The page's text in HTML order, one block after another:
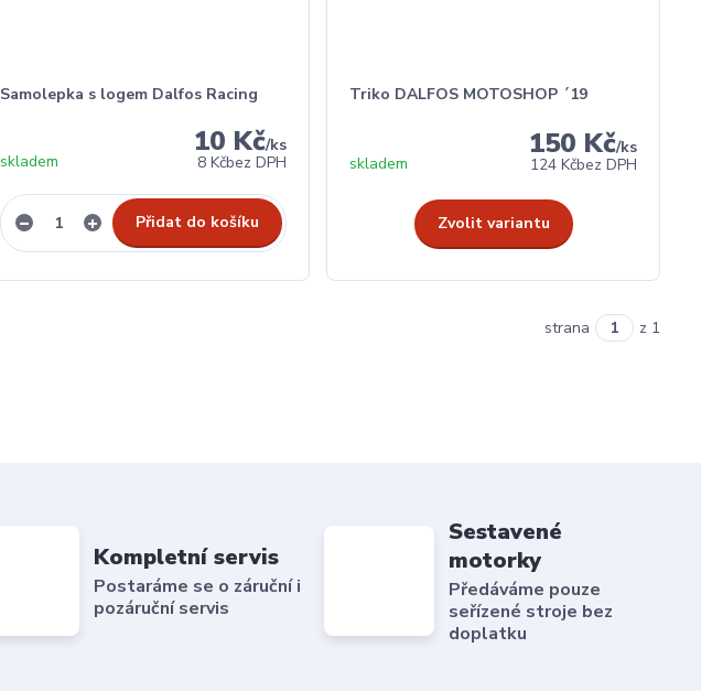
Samolepka s logem Dalfos Racing
10 Kč/ks
8 Kčbez DPH
skladem
Přidat do košíku
Triko DALFOS MOTOSHOP ´19
150 Kč/ks
124 Kčbez DPH
skladem
Zvolit variantu
strana z 1
Kompletní servis
Postaráme se o záruční i
pozáruční servis
Sestavené
motorky
Předáváme pouze
seřízené stroje bez
doplatku